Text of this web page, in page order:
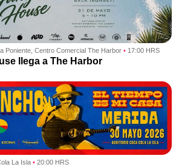
Poniente, Centro Comercial The Harbor • 17:00 HRS
llega a The Harbor
La Isla • 20:00 HRS